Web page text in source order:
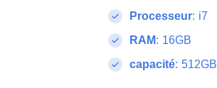
Processeur: i7
RAM: 16GB
capacité: 512GB